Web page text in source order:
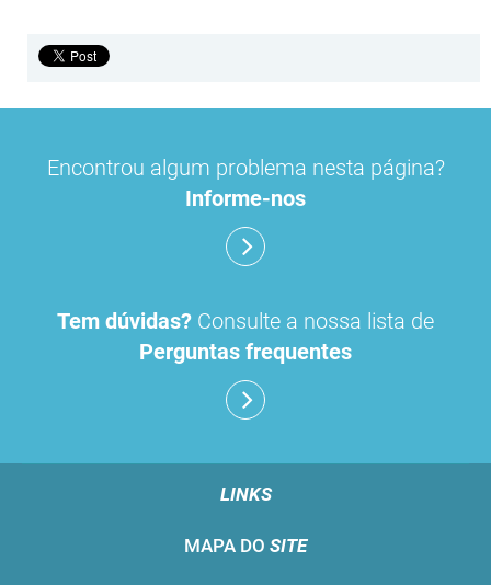
Encontrou algum problema nesta página?
Informe-nos
Tem dúvidas? Consulte a nossa lista de
Perguntas frequentes
LINKS
MAPA DO SITE